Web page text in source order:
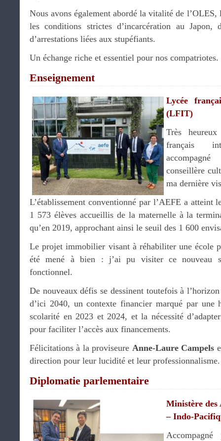
Nous avons également abordé la vitalité de l’OLES,
les conditions strictes d’incarcération au Japon,
d’arrestations liées aux stupéfiants.
Un échange riche et essentiel pour nos compatriotes.
Enseignement
Lycée
(LFIT)
Très
français
conseillère
ma dernière
L’établissement conventionné par l’AEFE a atteint
1 573 élèves accueillis de la maternelle à la
qu’en 2019, approchant ainsi le seuil des 1 600
Le projet immobilier visant à réhabiliter une école
été mené à bien : j’ai pu visiter ce nouveau
fonctionnel.
De nouveaux défis se dessinent toutefois à
d’ici 2040, un contexte financier marqué par une
scolarité en 2023 et 2024, et la nécessité
pour faciliter l’accès aux financements.
Félicitations à la proviseure Anne-Laure Campels
direction pour leur lucidité et leur
Diplomatie parlementaire
Ministère des
– Indo-